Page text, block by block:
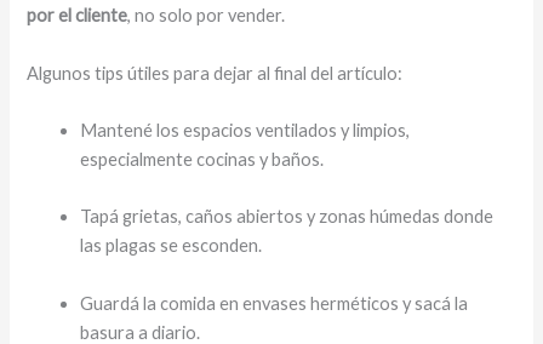
por el cliente, no solo por vender.
Algunos tips útiles para dejar al final del artículo:
Mantené los espacios ventilados y limpios,
especialmente cocinas y baños.
Tapá grietas, caños abiertos y zonas húmedas donde
las plagas se esconden.
Guardá la comida en envases herméticos y sacá la
basura a diario.